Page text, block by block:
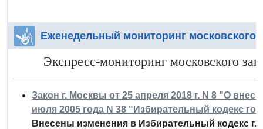
Еженедельный мониторинг московского
Экспресс-мониторинг московского
Закон г. Москвы от 25 апреля 2018 г. N 8 "О
июля 2005 года N 38 "Избирательный кодекс
Внесены изменения в Избирательный кодекс